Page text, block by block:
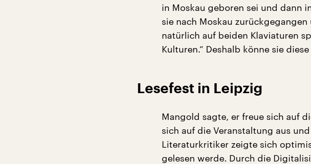
in Moskau geboren sei und dann
sie nach Moskau
natürlich auf beiden Klaviaturen
Kulturen.“ Deshalb könne sie
Lesefest in Leipzig
Mangold sagte, er freue sich auf
sich auf die Veranstaltung aus
Literaturkritiker zeigte sich
gelesen werde. Durch die